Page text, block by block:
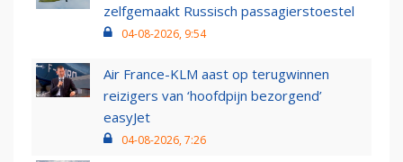
zelfgemaakt Russisch passagierstoestel
04-08-2026, 9:54
Air France-KLM aast op terugwinnen
reizigers van ‘hoofdpijn bezorgend’
easyJet
04-08-2026, 7:26